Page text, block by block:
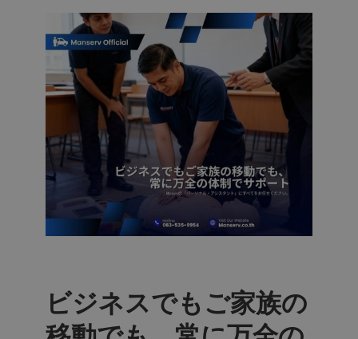
ビジネスでもご家族の